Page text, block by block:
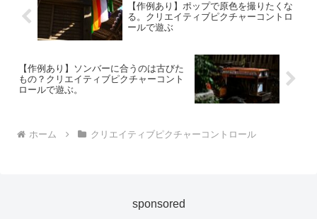
【作例あり】ポップで原色を撮りたくな
る。クリエイティブピクチャーコントロ
ールで遊ぶ
【作例あり】ソンバーに合うのは古びた
もの？クリエイティブピクチャーコント
ロールで遊ぶ。
ホーム クリエイティブピクチャーコントロール
sponsored